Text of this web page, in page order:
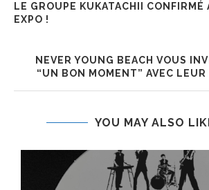
LE GROUPE KUKATACHII CONFIRMÉ
EXPO !
NEVER YOUNG BEACH VOUS
“UN BON MOMENT” AVEC
YOU MAY ALSO